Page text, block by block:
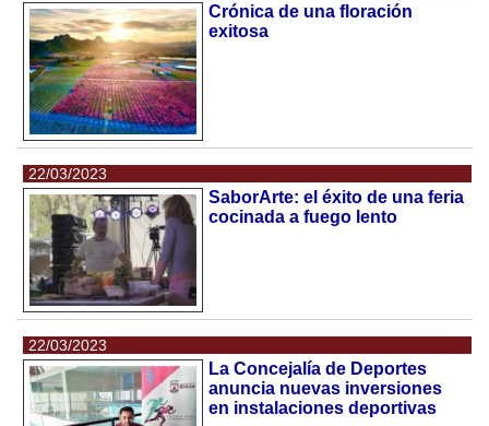
Crónica de una floración
exitosa
22/03/2023
SaborArte: el éxito de una feria
cocinada a fuego lento
22/03/2023
La Concejalía de Deportes
anuncia nuevas inversiones
en instalaciones deportivas